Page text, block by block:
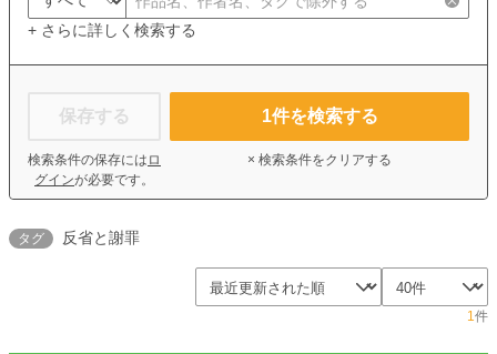
+ さらに詳しく検索する
保存する
検索条件の保存には ロ
グインが必要です。
1件を検索する
× 検索条件をクリアする
タグ 反省と謝罪
1件